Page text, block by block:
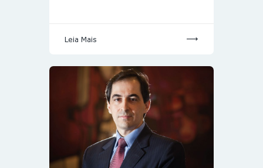
Leia Mais